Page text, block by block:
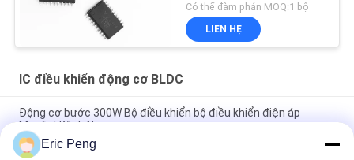
Có thể đàm phán MOQ:1 bộ
LIÊN HỆ
IC điều khiển động cơ BLDC
Động cơ bước 300W Bộ điều khiển bộ điều khiển điện áp
Mosfet Kênh N
Eric Peng